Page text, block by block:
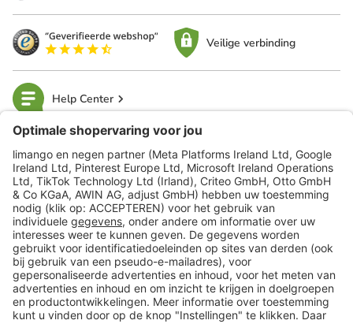
Veilige verbinding
Help Center
limango
Veilig winkelen
Klantenservice
Shop
Acties